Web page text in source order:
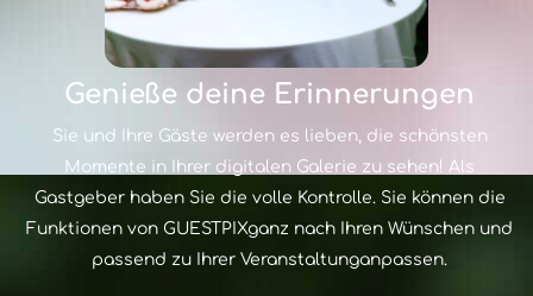
Genieße deine Erinnerungen
Sie und Ihre Gäste werden es lieben, die schönsten
Momente in Ihrer digitalen Galerie zu sehen! Als
Gastgeber haben Sie die volle Kontrolle. Sie können die
Funktionen von GUESTPIXganz nach Ihren Wünschen und
passend zu Ihrer Veranstaltunganpassen.